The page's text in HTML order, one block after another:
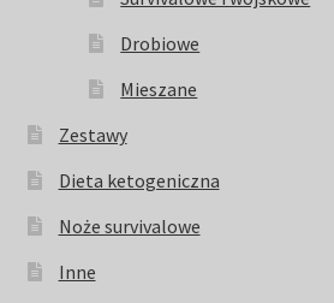
Drobiowe
Mieszane
Zestawy
Dieta ketogeniczna
Noże survivalowe
Inne